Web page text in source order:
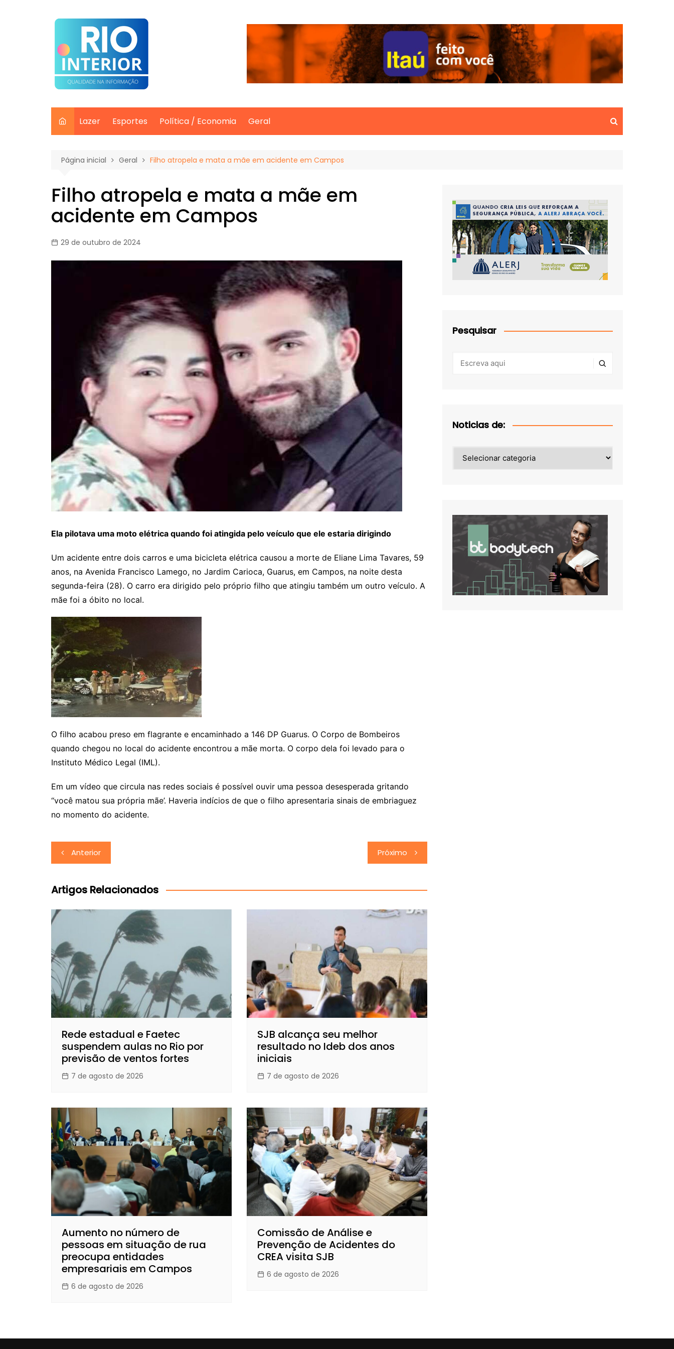
Lazer Esportes Política / Economia Geral
Página inicial Geral Filho atropela e mata a mãe em acidente em Campos
Filho atropela e mata a mãe em
acidente em Campos
29 de outubro de 2024
Ela pilotava uma moto elétrica quando foi atingida pelo veículo que ele estaria dirigindo
Um acidente entre dois carros e uma bicicleta elétrica causou a morte de Eliane Lima Tavares, 59
anos, na Avenida Francisco Lamego, no Jardim Carioca, Guarus, em Campos, na noite desta
segunda-feira (28). O carro era dirigido pelo próprio filho que atingiu também um outro veículo. A
mãe foi a óbito no local.
O filho acabou preso em flagrante e encaminhado a 146 DP Guarus. O Corpo de Bombeiros
quando chegou no local do acidente encontrou a mãe morta. O corpo dela foi levado para o
Instituto Médico Legal (IML).
Em um vídeo que circula nas redes sociais é possível ouvir uma pessoa desesperada gritando
“você matou sua própria mãe’. Haveria indícios de que o filho apresentaria sinais de embriaguez
no momento do acidente.
Navegação
de
Post
Anterior Próximo
Artigos Relacionados
Rede estadual e Faetec
suspendem aulas no Rio por
previsão de ventos fortes
7 de agosto de 2026
SJB alcança seu melhor
resultado no Ideb dos anos
iniciais
7 de agosto de 2026
Aumento no número de
pessoas em situação de rua
preocupa entidades
empresariais em Campos
6 de agosto de 2026
Comissão de Análise e
Prevenção de Acidentes do
CREA visita SJB
6 de agosto de 2026
Pesquisar
Noticias de:
de: